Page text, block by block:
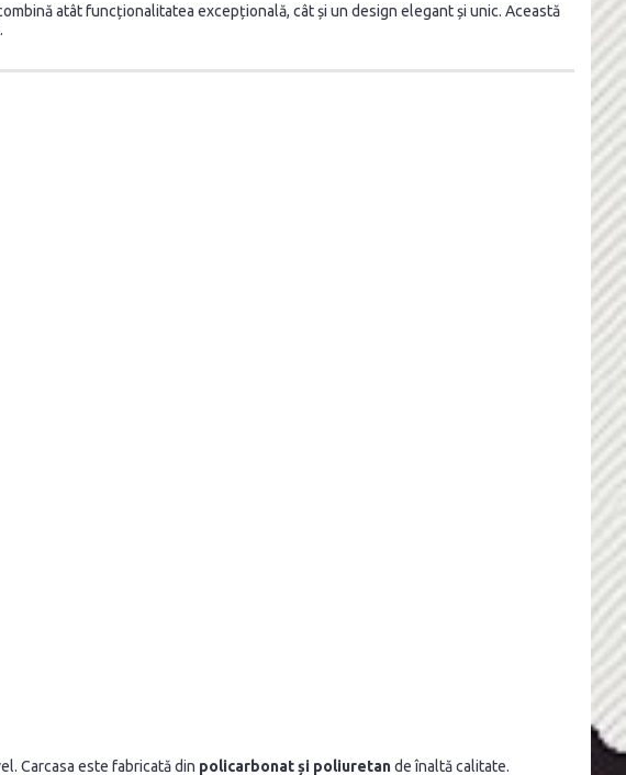
atât funcționalitatea excepțională, cât și un design elegant și unic. Această
Carcasa este fabricată din policarbonat și poliuretande înaltă calitate.